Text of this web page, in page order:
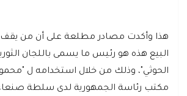
هذا وأكدت مصادر مطلعة على أن من
البيع هذه هو رئيس ما يسمى باللجان
الحوثي"، وذلك من خلال استخدامه ل
مكتب رئاسة الجمهورية لدى سلطة صنعاء